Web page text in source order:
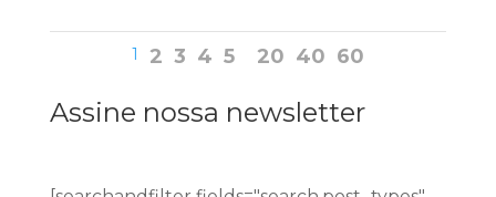
1 2 3 4 5 20 40 60
Assine nossa newsletter